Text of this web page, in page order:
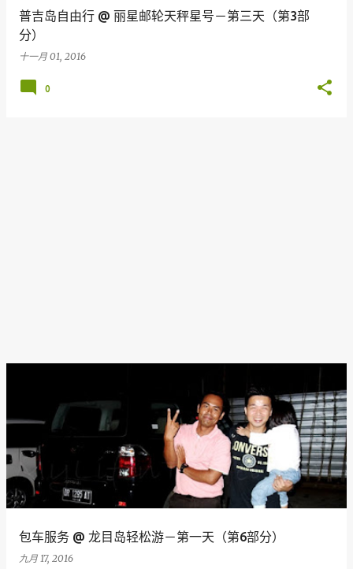
普吉岛自由行 @ 丽星邮轮天秤星号－第三天（第3部
分）
十一月 01, 2016
0
包车服务 @ 龙目岛轻松游－第一天（第6部分）
九月 17, 2016